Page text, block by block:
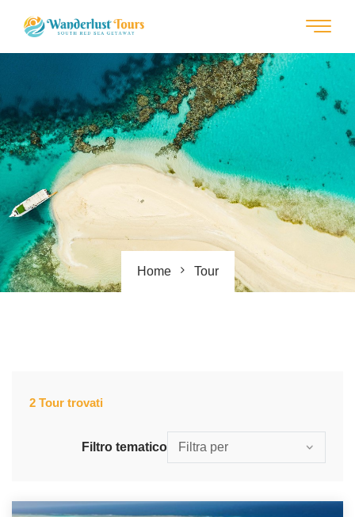
Home Tour
2 Tour trovati
Filtro tematico Filtra per